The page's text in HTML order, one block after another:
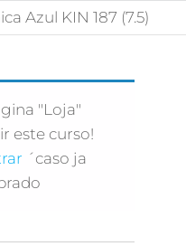
Azul KIN 187 (7.5)
"Loja"
este curso!
´caso ja